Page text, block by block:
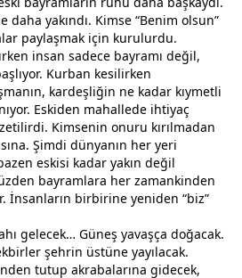
yakındı. Kimse “Benim olsun”
paylaşmak için kurulurdu.
insan sadece bayramı değil,
Kurban kesilirken
kardeşliğin ne kadar kıymetli
Eskiden mahallede ihtiyaç
Kimsenin onuru kırılmadan
Şimdi dünyanın her yeri
eskisi kadar yakın değil
bayramlara her zamankinden
İnsanların birbirine yeniden “biz”
gelecek… Güneş yavaşça doğacak.
şehrin üstüne yayılacak.
tutup akrabalarına gidecek,